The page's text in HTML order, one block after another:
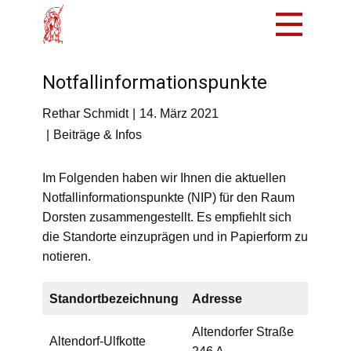
Intern
Notfallinformationspunkte
Rethar Schmidt
14. März 2021
Beiträge & Infos
Im Folgenden haben wir Ihnen die aktuellen
Notfallinformationspunkte (NIP) für den Raum
Dorsten zusammengestellt. Es empfiehlt sich
die Standorte einzuprägen und in Papierform zu
notieren.
Standortbezeichnung Adresse
Altendorf-Ulfkotte
Altendorfer Straße